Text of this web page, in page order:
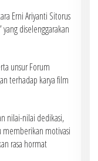
Erni Ariyanti Sitorus
diselenggarakan
unsur Forum
terhadap karya film
nilai-nilai dedikasi,
memberikan motivasi
rasa hormat